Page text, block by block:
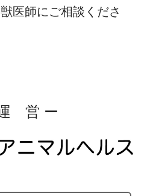
医師にご相談くださ
営 ー